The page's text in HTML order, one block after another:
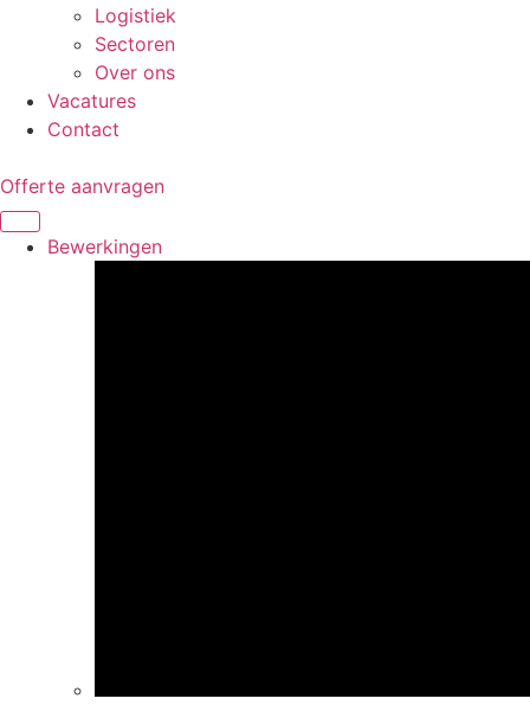
Logistiek
Sectoren
Over ons
Vacatures
Contact
Offerte aanvragen
Bewerkingen